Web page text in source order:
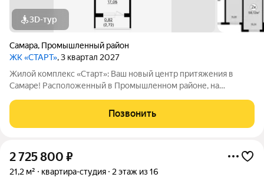
3D-тур
Самара, Промышленный район
ЖК «СТАРТ», 3 квартал 2027
Жилой комплекс «Старт»: Ваш новый центр притяжения в
Самаре! Расположенный в Промышленном районе, на
«Старт» предлагает современное жилье для активной жизни.
Комплекс включает в себя отдельно
Позвонить
2 725 800 ₽
21,2 м² квартира-студия 2 этаж из 16